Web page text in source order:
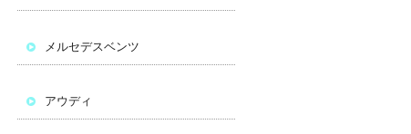
メルセデスベンツ
アウディ